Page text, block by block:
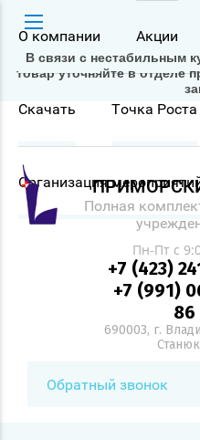
В связи с нестабильным
товар уточняйте в отделе
О компании Акции
Скачать Точка Роста
Организация
Полная
Пн-Пт с
+7 (423)
+7 (991)
86
690003, г.
Обратный звонок